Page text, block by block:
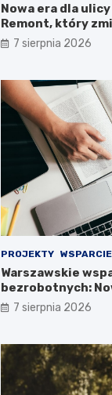
Nowa era dla
Remont, który
Południe!
7 sierpnia 2026
PROJEKTY WSPARCIE
Warszawskie
bezrobotnych:
projektem FEM III
7 sierpnia 2026